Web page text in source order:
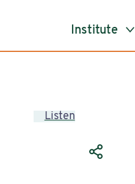
Institute
Listen